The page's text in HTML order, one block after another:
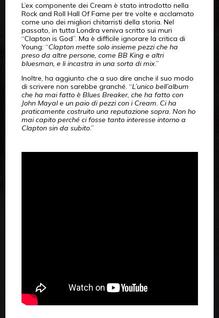
L’ex componente dei Cream è stato introdotto nella
Rock and Roll Hall Of Fame per tre volte e acclamato
come uno dei migliori chitarristi della storia. Nel
passato, in tutta Londra veniva scritto sui muri
“Clapton is God”. Ma è difficile ignorare la critica di
Young: “Clapton mette solo insieme pezzi che ha
preso da altre persone, come BB King e altri
bluesman, e li incastra in una sorta di mix.”
Inoltre, ha aggiunto che a suo dire anche il suo modo
di scrivere non sarebbe granché. “L’unico bell’album
che ha mai fatto è Blues Breaker, che ha fatto con
John Mayal e un paio di pezzi con i Cream. Ci ha
praticamente costruito una reputazione sopra. Non ho
mai capito perché ci fosse tanto interesse intorno a
Clapton sin da subito.”